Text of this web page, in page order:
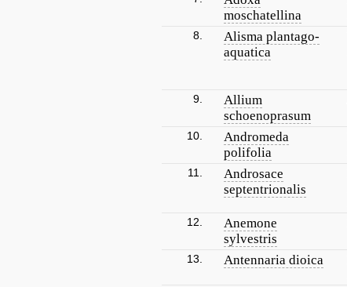
moschatellina
8.
Alisma plantago-
aquatica
9.
Allium
schoenoprasum
10.
Andromeda
polifolia
11.
Androsace
septentrionalis
12.
Anemone
sylvestris
13. Antennaria dioica